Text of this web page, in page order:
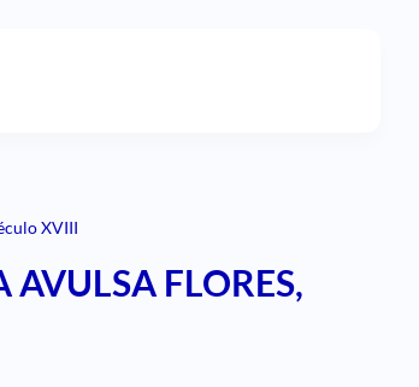
XVIII
AVULSA FLORES,